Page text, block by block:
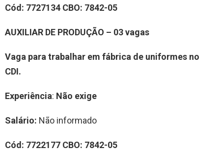
Cód: 7727134 CBO: 7842-05
AUXILIAR DE PRODUÇÃO – 03vagas
Vaga para trabalhar em fábrica de uniformes no
CDI.
Experiência: Não exige
Salário: Não informado
Cód: 7722177 CBO: 7842-05